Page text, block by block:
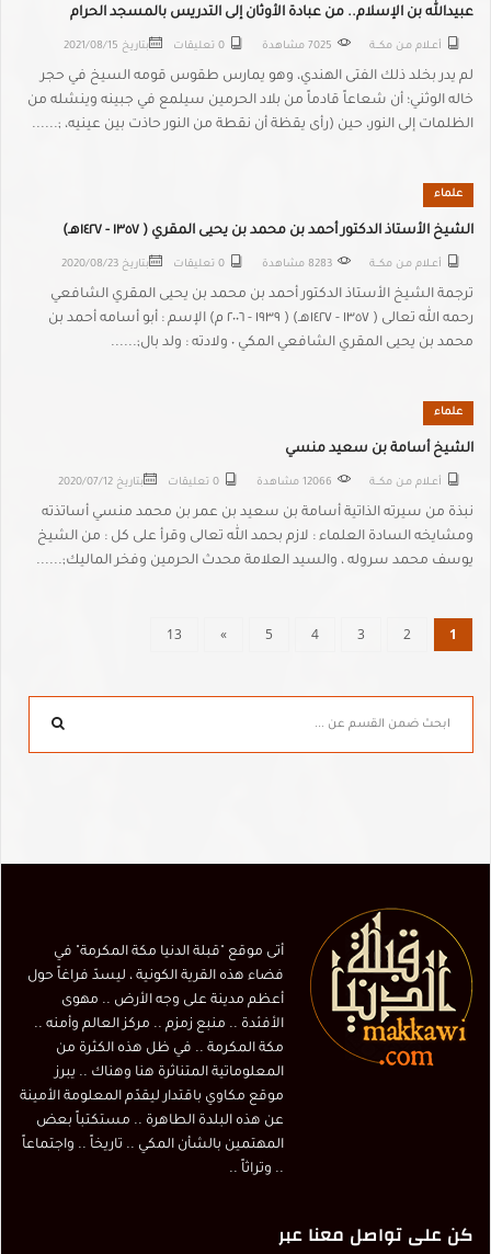
عبيدالله بن الإسلام.. من عبادة الأوثان إلى التدريس بالمسجد الحرام
أعــلام مـن مكـــة 7025 مشاهدة 0 تعليقات بتاريخ 2021/08/15
لم يدر بخلد ذلك الفتى الهندي، وهو يمارس طقوس قومه السيخ في حجر
خاله الوثني؛ أن شعاعاً قادماً من بلاد الحرمين سيلمع في جبينه وينشله من
الظلمات إلى النور، حين (رأى يقظة أن نقطة من النور حاذت بين عينيه، ;......
علماء
الشيخ الأستاذ الدكتور أحمد بن محمد بن يحيى المقري ( ١٣٥٧ - ١٤٢٧هـ)
أعــلام مـن مكـــة 8283 مشاهدة 0 تعليقات بتاريخ 2020/08/23
ترجمة الشيخ الأستاذ الدكتور أحمد بن محمد بن يحيى المقري الشافعي
رحمه الله تعالى ( ١٣٥٧ - ١٤٢٧هـ) ( ١٩٣٩ - ٢٠٠٦ م) الإسم : أبو أسامه أحمد بن
محمد بن يحيى المقري الشافعي المكي ٠ ولادته : ولد بال;......
علماء
الشيخ أسامة بن سعيد منسي
أعــلام مـن مكـــة 12066 مشاهدة 0 تعليقات بتاريخ 2020/07/12
نبذة من سيرته الذاتية أسامة بن سعيد بن عمر بن محمد منسي أساتذته
ومشايخه السادة العلماء : لازم بحمد الله تعالى وقرأ على كل : من الشيخ
يوسف محمد سروله ، والسيد العلامة محدث الحرمين وفخر الماليك;......
1
2
3
4
5
»
13
أتى موقع "قبلة الدنيا مكة المكرمة" في
فضاء هذه القرية الكونية ، ليسدّ فراغاً حول
أعظم مدينة على وجه الأرض .. مهوى
الأفئدة .. منبع زمزم .. مركز العالم وأمنه ..
مكة المكرمة .. في ظل هذه الكثرة من
المعلوماتية المتناثرة هنا وهناك .. يبرز
موقع مكاوي باقتدار ليقدّم المعلومة الأمينة
عن هذه البلدة الطاهرة .. مستكتباً بعض
المهتمين بالشأن المكي .. تاريخاً .. واجتماعاً
.. وتراثاً ..
كن على تواصل معنا عبر